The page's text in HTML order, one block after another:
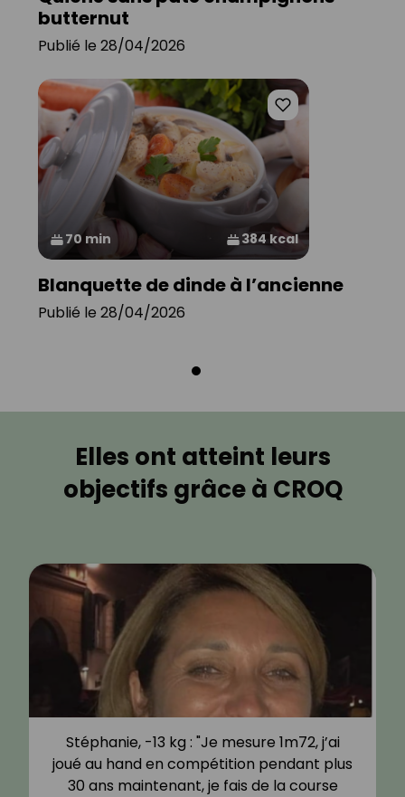
butternut
Publié le 28/04/2026
70 min 384 kcal
Blanquette de dinde à l’ancienne
Publié le 28/04/2026
Elles ont atteint leurs
objectifs grâce à CROQ
Stéphanie, -13 kg : "Je mesure 1m72, j’ai
joué au hand en compétition pendant plus
30 ans maintenant, je fais de la course